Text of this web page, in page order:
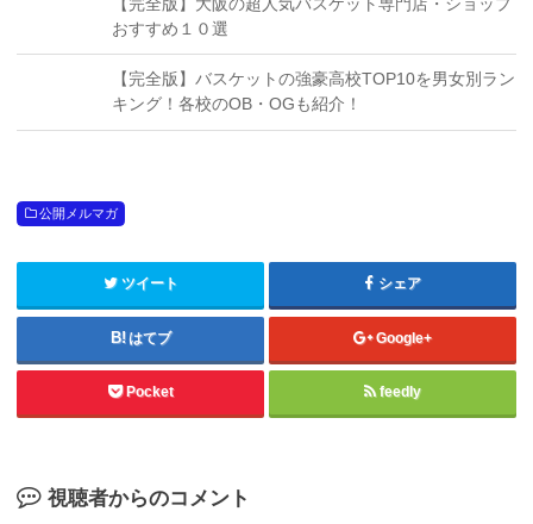
おすすめ１０選
【完全版】バスケットの強豪高校TOP10を男女別ラン
キング！各校のOB・OGも紹介！
公開メルマガ
ツイート シェア
はてブ Google+
Pocket feedly
視聴者からのコメント